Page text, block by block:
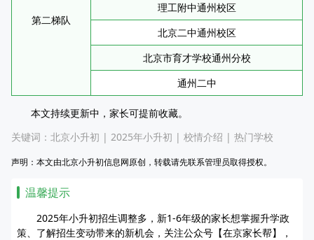
第二梯队
理工附中通州校区
北京二中通州校区
北京市育才学校通州分校
通州二中
本文持续更新中，家长可提前收藏。
关键词： 北京小升初 | 2025年小升初 | 校情介绍 | 热门学校
声明：本文由北京小升初信息网原创，转载请先联系管理员取得授权。
温馨提示
2025年小升初招生调整多，新1-6年级的家长想掌握升学政
策、了解招生变动带来的新机会，关注公众号【在京家长帮】，